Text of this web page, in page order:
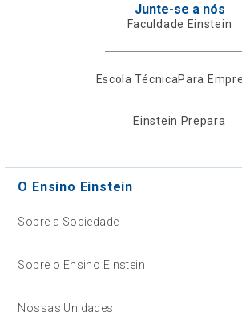
Junte-se a nós
Faculdade Einstein
Escola TécnicaPara
Einstein Prepara
O Ensino Einstein
Sobre a Sociedade
Sobre o Ensino Einstein
Nossas Unidades